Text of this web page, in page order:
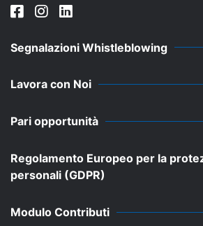
Segnalazioni Whistleblowing
Lavora con Noi
Pari opportunità
Regolamento Europeo per la
personali (GDPR)
Modulo Contributi